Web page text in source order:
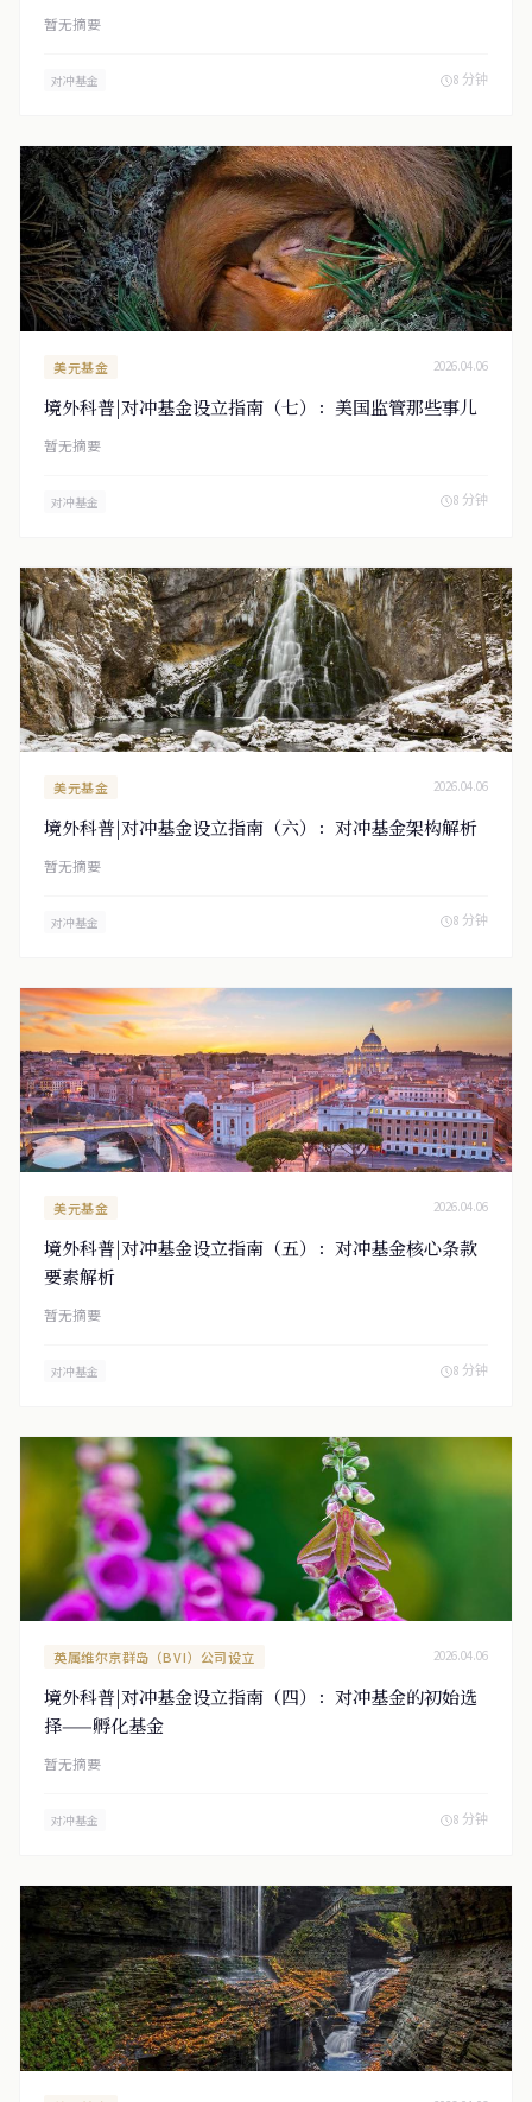
暂无摘要
对冲基金 8 分钟
美元基金 2026.04.06
境外科普|对冲基金设立指南（七）：美国监管那些事儿
暂无摘要
对冲基金 8 分钟
美元基金 2026.04.06
境外科普|对冲基金设立指南（六）：对冲基金架构解析
暂无摘要
对冲基金 8 分钟
美元基金 2026.04.06
境外科普|对冲基金设立指南（五）：对冲基金核心条款
要素解析
暂无摘要
对冲基金 8 分钟
英属维尔京群岛（BVI）公司设立 2026.04.06
境外科普|对冲基金设立指南（四）：对冲基金的初始选
择——孵化基金
暂无摘要
对冲基金 8 分钟